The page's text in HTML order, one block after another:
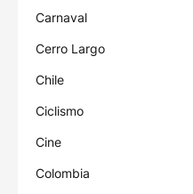
Carnaval
Cerro Largo
Chile
Ciclismo
Cine
Colombia